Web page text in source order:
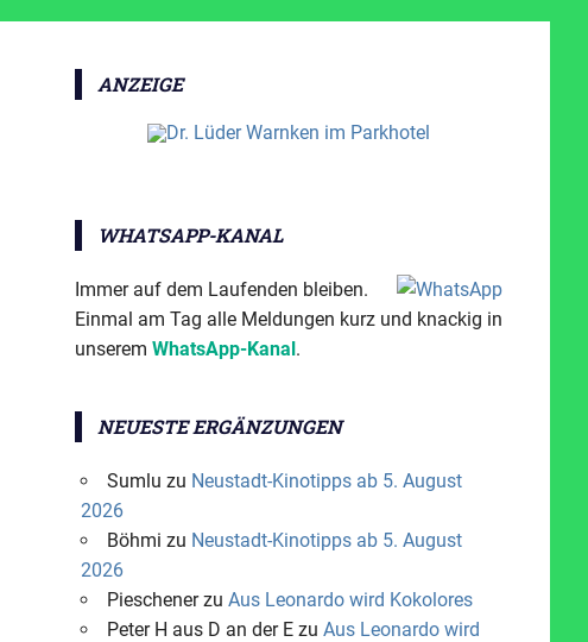
ANZEIGE
WHATSAPP-KANAL
Immer auf dem Laufenden bleiben.
Einmal am Tag alle Meldungen kurz und knackig in
unserem WhatsApp-Kanal.
NEUESTE ERGÄNZUNGEN
Sumlu zu Neustadt-Kinotipps ab 5. August
2026
Böhmi zu Neustadt-Kinotipps ab 5. August
2026
Pieschenerzu Aus Leonardo wird Kokolores
Peter H aus D an der Ezu Aus Leonardo wird